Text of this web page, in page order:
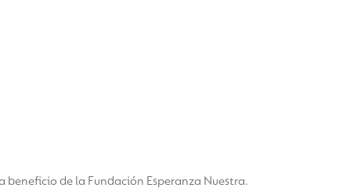
de la Fundación Esperanza Nuestra.